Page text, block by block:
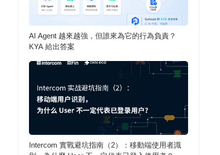
AI Agent 越來越強，但誰來為它的行為負責？
KYA 給出答案
Intercom 實戰避坑指南（2）：移動端使用者識